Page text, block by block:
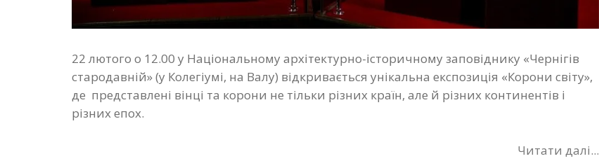
22 лютого о 12.00 у Національному архітектурно-історичному заповіднику «Чернігів
стародавній» (у Колегіумі, на Валу) відкривається унікальна експозиція «Корони світу»,
де представлені вінці та корони не тільки різних країн, але й різних континентів і
різних епох.
Читати далі...